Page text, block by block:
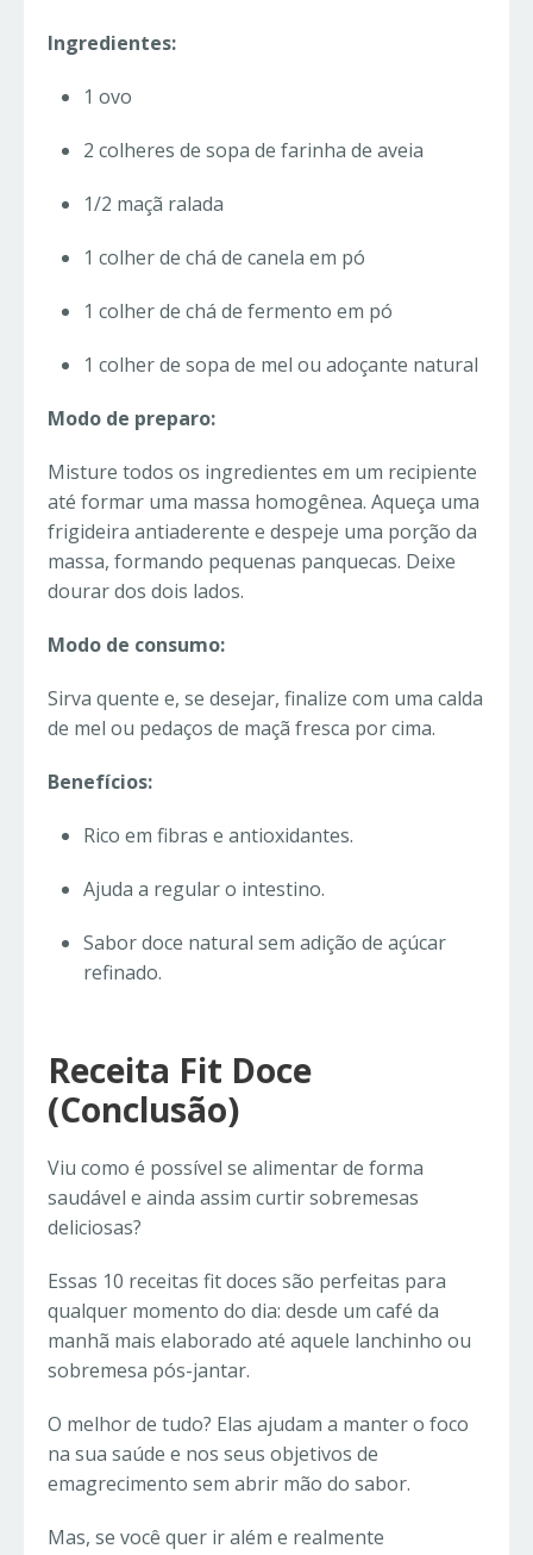
Ingredientes:
1 ovo
2 colheres de sopa de farinha de aveia
1/2 maçã ralada
1 colher de chá de canela em pó
1 colher de chá de fermento em pó
1 colher de sopa de mel ou adoçante natural
Modo de preparo:
Misture todos os ingredientes em um recipiente
até formar uma massa homogênea. Aqueça uma
frigideira antiaderente e despeje uma porção da
massa, formando pequenas panquecas. Deixe
dourar dos dois lados.
Modo de consumo:
Sirva quente e, se desejar, finalize com uma calda
de mel ou pedaços de maçã fresca por cima.
Benefícios:
Rico em fibras e antioxidantes.
Ajuda a regular o intestino.
Sabor doce natural sem adição de açúcar
refinado.
Receita Fit Doce
(Conclusão)
Viu como é possível se alimentar de forma
saudável e ainda assim curtir sobremesas
deliciosas?
Essas 10 receitas fit doces são perfeitas para
qualquer momento do dia: desde um café da
manhã mais elaborado até aquele lanchinho ou
sobremesa pós-jantar.
O melhor de tudo? Elas ajudam a manter o foco
na sua saúde e nos seus objetivos de
emagrecimento sem abrir mão do sabor.
Mas, se você quer ir além e realmente